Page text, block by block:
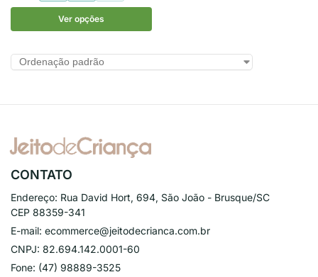
Ver opções
CONTATO
Endereço: Rua David Hort, 694, São João - Brusque/SC
CEP 88359-341
E-mail: ecommerce@jeitodecrianca.com.br
CNPJ: 82.694.142.0001-60
Fone: (47) 98889-3525